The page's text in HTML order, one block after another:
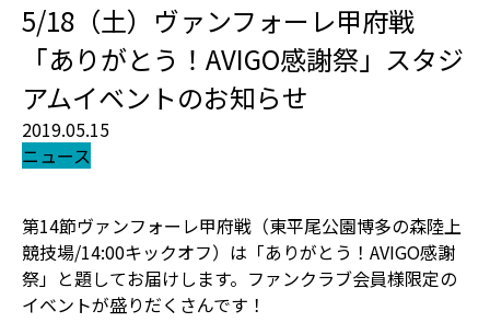
5/18（土）ヴァンフォーレ甲府戦
「ありがとう！AVIGO感謝祭」スタジ
アムイベントのお知らせ
2019.05.15
ニュース
第14節ヴァンフォーレ甲府戦（東平尾公園博多の森陸上
競技場/14:00キックオフ）は「ありがとう！AVIGO感謝
祭」と題してお届けします。ファンクラブ会員様限定の
イベントが盛りだくさんです！